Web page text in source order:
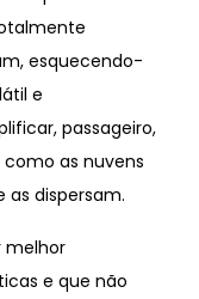
esquecendo-
e
passageiro,
as nuvens
dispersam.
melhor
e que não